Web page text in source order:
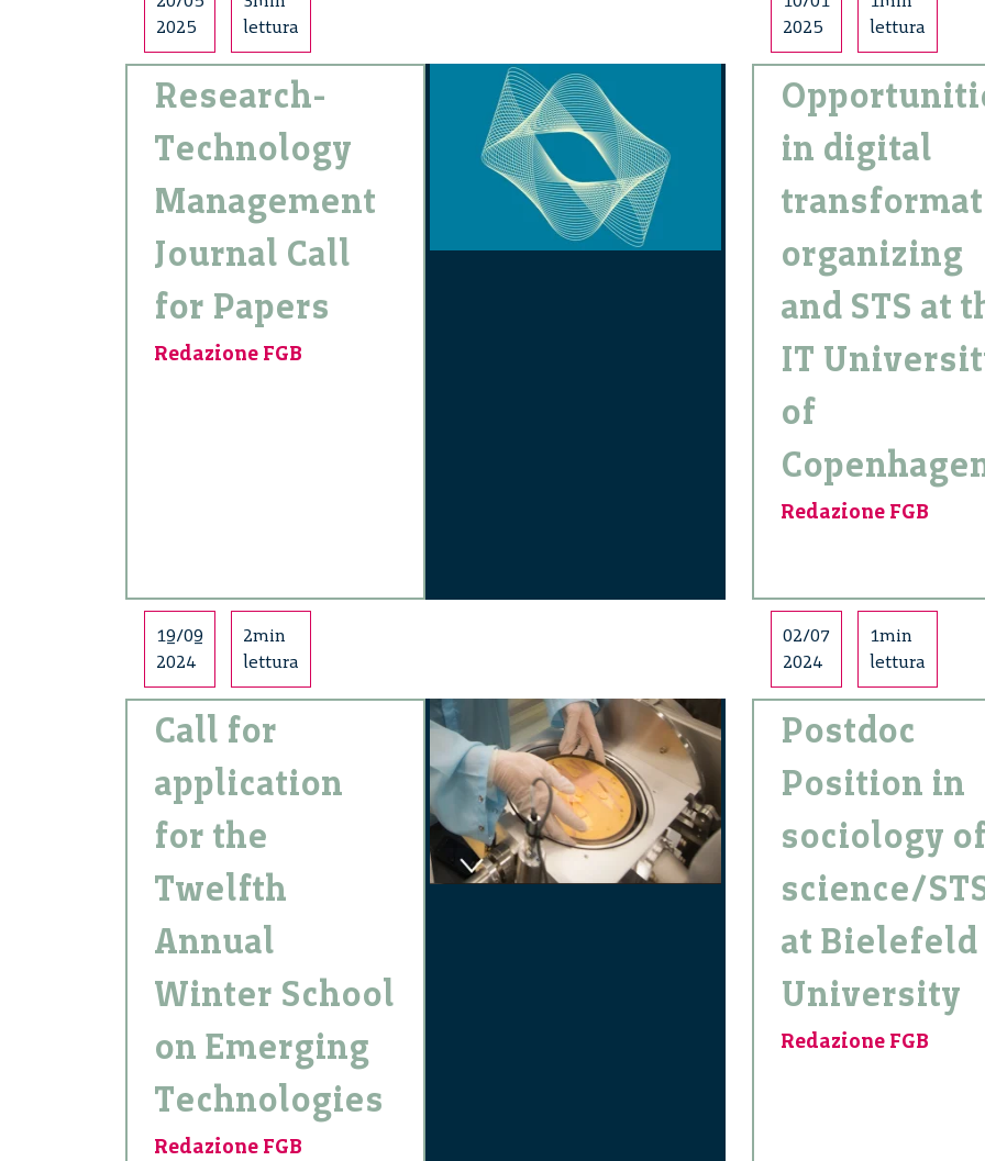
2025
lettura
Research-
Technology
Management
Journal Call
for Papers
Redazione FGB
2025
lettura
in digital
organizing
and STS at
IT
of
Redazione FGB
19/09
2024
2min
lettura
Call for
application
for the
Twelfth
Annual
Winter School
on Emerging
Technologies
Redazione FGB
02/07
2024
1min
lettura
Postdoc
Position in
sociology
science/
at Bielefeld
University
Redazione FGB